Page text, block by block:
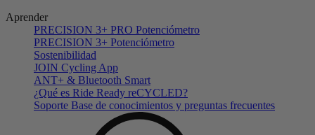
Aprender
PRECISION 3+ PRO Potenciómetro
PRECISION 3+ Potenciómetro
Sostenibilidad
JOIN Cycling App
ANT+ & Bluetooth Smart
¿Qué es Ride Ready reCYCLED?
Soporte Base de conocimientos y preguntas frecuentes